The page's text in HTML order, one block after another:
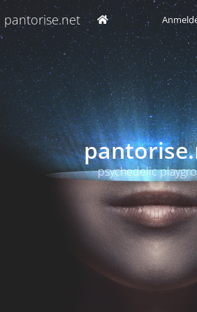
pantorise.net
psychedelic